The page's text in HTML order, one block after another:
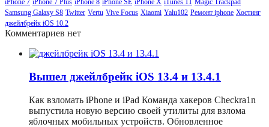
iPhone 7 iPhone 7 Plus iPhone 8 iPhone SE iPhone X iTunes 11 Magic Trackpad
Samsung Galaxy S8 Twitter Vertu Vive Focus Xiaomi Yalu102 Ремонт iphone Хостинг
джейлбрейк iOS 10.2
Комментариев нет
Вышел джейлбрейк iOS 13.4 и 13.4.1
Как взломать iPhone и iPad Команда хакеров Checkra1n
выпустила новую версию своей утилиты для взлома
яблочных мобильных устройств. Обновленное